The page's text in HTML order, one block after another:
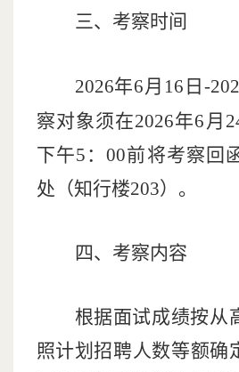
三、考察时间
2026年6月 16 日 -202
察对象须在2026年6 月
下午5 ：00前将考察回
处（知行楼203）。
四、考察内容
根据面试成绩按从
照计划招聘人数等额确